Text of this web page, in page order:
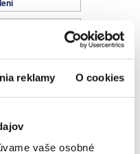
reklamy O cookies
vaše osobné